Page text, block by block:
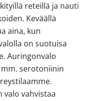
reteillä ja nauti
Keväällä
aina, kun
on suotuisa
Auringonvalo
serotoniinin
valo vahvistaa